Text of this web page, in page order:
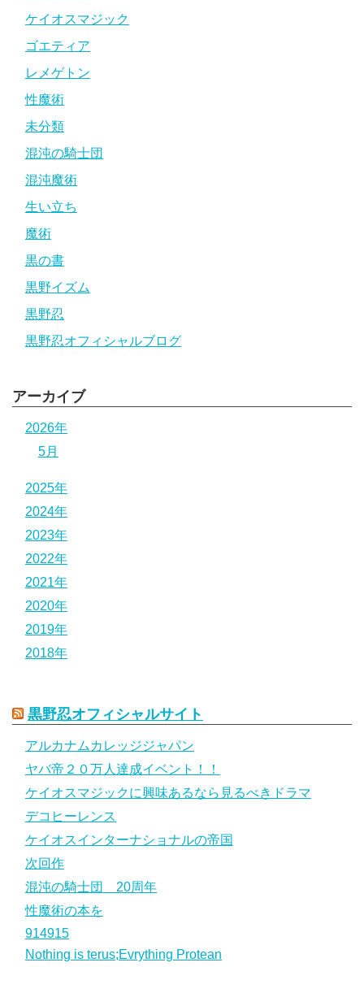
ケイオスマジック
ゴエティア
レメゲトン
性魔術
未分類
混沌の騎士団
混沌魔術
生い立ち
魔術
黒の書
黒野イズム
黒野忍
黒野忍オフィシャルブログ
アーカイブ
2026年
5月
2025年
2024年
2023年
2022年
2021年
2020年
2019年
2018年
黒野忍オフィシャルサイト
アルカナムカレッジジャパン
ヤバ帝２０万人達成イベント！！
ケイオスマジックに興味あるなら見るべきドラマ
デコヒーレンス
ケイオスインターナショナルの帝国
次回作
混沌の騎士団 20周年
性魔術の本を
914915
Nothing is terus;Evrything Protean